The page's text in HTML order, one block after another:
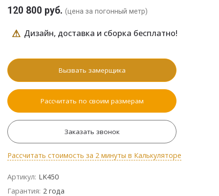
120 800 руб. (цена за погонный метр)
⚠ Дизайн, доставка и сборка бесплатно!
Вызвать замерщика
Рассчитать по своим размерам
Заказать звонок
Рассчитать стоимость за 2 минуты в Калькуляторе
Артикул: LK450
Гарантия: 2 года